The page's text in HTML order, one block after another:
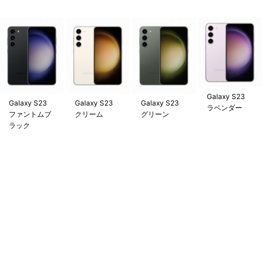
Galaxy S23
ファントムブ
ラック
Galaxy S23
クリーム
Galaxy S23
グリーン
Galaxy S23
ラベンダー